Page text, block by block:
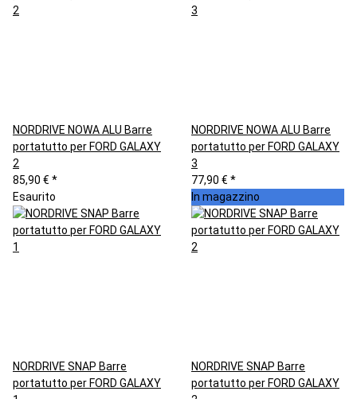
NORDRIVE NOWA ALU Barre
portatutto per FORD GALAXY
2
85,90 € *
NORDRIVE NOWA ALU Barre
portatutto per FORD GALAXY
3
77,90 € *
Esaurito
NORDRIVE SNAP Barre
portatutto per FORD GALAXY
In magazzino
NORDRIVE SNAP Barre
portatutto per FORD GALAXY